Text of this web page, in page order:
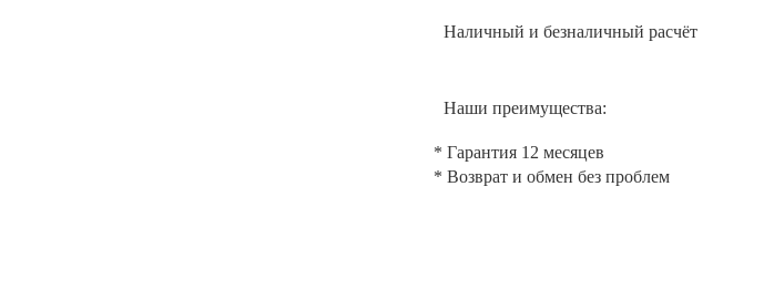
Наличный и безналичный расчёт
Наши преимущества:
* Гарантия 12 месяцев
* Возврат и обмен без проблем